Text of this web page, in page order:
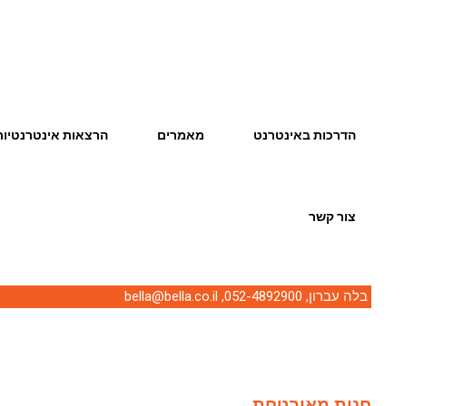
הדרכות באינטרנט מאמרים הרצאות
צור קשר
בלה עברון, 052-4892900
,
bella@bella.co.il